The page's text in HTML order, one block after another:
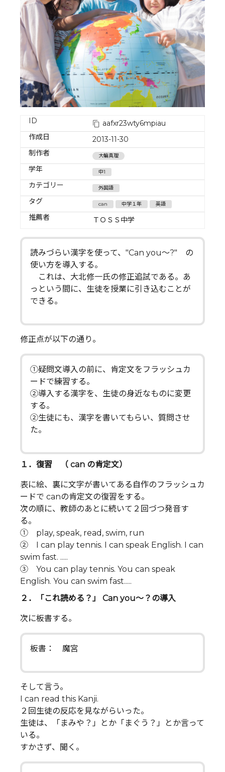
ID
aafxr23wty6mpiau
作成日
2013-11-30
制作者
大輪真理
学年 中1
カテゴリー 外国語
タグ can 中学１年 英語
推薦者 ＴＯＳＳ中学
読みづらい漢字を使って、"Can you～?" の
使い方を導入する。
これは、大北修一氏の修正追試である。あ
っという間に、生徒を授業に引き込むことが
できる。
修正点が以下の通り。
①疑問文導入の前に、肯定文をフラッシュカ
ードで練習する。
②導入する漢字を、生徒の身近なものに変更
する。
②生徒にも、漢字を書いてもらい、質問させ
た。
１．復習 （ can の肯定文）
表に絵、裏に文字が書いてある自作のフラッシュカ
ードで canの肯定文の復習をする。
次の順に、教師のあとに続いて２回づつ発音す
る。
① play, speak, read, swim, run
② I can play tennis. I can speak English. I can
swim fast. .....
③ You can play tennis. You can speak
English. You can swim fast.....
２．「これ読める？」 Can you～？の導入
次に板書する。
板書： 魔宮
そして言う。
I can read this Kanji.
２回生徒の反応を見ながらいった。
生徒は、「まみや？」とか「まぐう？」とか言って
いる。
すかさず、聞く。